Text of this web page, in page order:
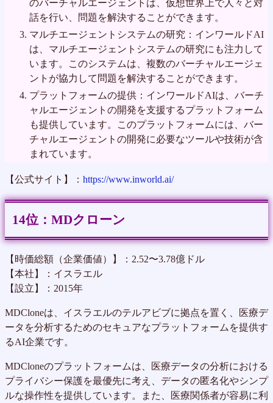
のバーチャルエージェントは、仮想世界上で人々と対
話を行い、問題を解決することができます。
マルチエージェントシステムの研究：インワールドAI
は、マルチエージェントシステムの研究にも注力して
います。このシステムは、複数のバーチャルエージェ
ントが協力して問題を解決することができます。
プラットフォームの提供：インワールドAIは、バーチ
ャルエージェントの開発を支援するプラットフォーム
も提供しています。このプラットフォームには、バー
チャルエージェントの開発に必要なツールや技術が含
まれています。
【公式サイト】： https://www.inworld.ai/
MDクローン
【時価総額（企業価値）】：2.52〜3.78億ドル
【本社】：イスラエル
【設立】：2015年
MDCloneは、イスラエルのテルアビブに拠点を置く、医療デ
ータを分析するためのセキュアなプラットフォームを提供す
るAI企業です。
MDCloneのプラットフォームは、医療データの分析における
プライバシー保護を最優先に考え、データの匿名化やシンプ
ルな操作性を提供しています。また、医療関係者が容易に利